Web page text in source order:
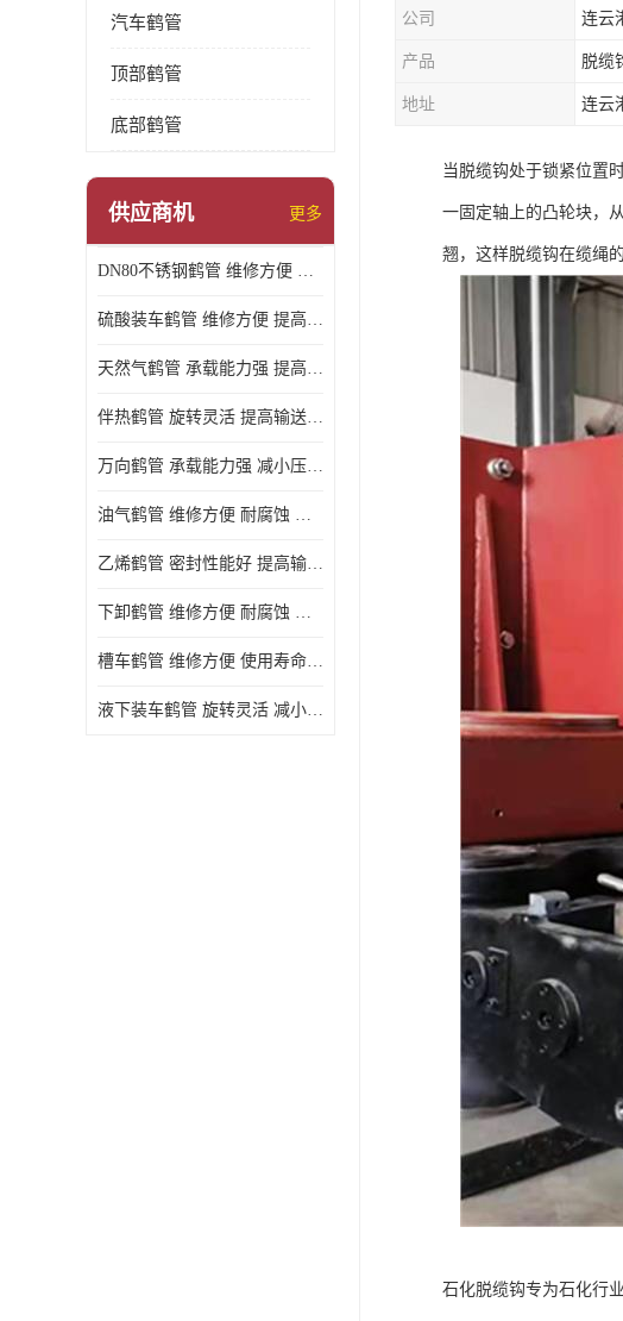
汽车鹤管
顶部鹤管
底部鹤管
供应商机 更多
DN80不锈钢鹤管 维修方便 提高输送效率
硫酸装车鹤管 维修方便 提高输送效率
天然气鹤管 承载能力强 提高输送效率
伴热鹤管 旋转灵活 提高输送效率
万向鹤管 承载能力强 减小压力损失
油气鹤管 维修方便 耐腐蚀 耐高温
乙烯鹤管 密封性能好 提高输送效率
下卸鹤管 维修方便 耐腐蚀 耐高温
槽车鹤管 维修方便 使用寿命较长
液下装车鹤管 旋转灵活 减小压力损失
公司 连云
产品 脱缆
地址 连云
当脱缆钩处于锁紧位置
一固定轴上的凸轮块，
翘，这样脱缆钩在缆绳
石化脱缆钩专为石化行